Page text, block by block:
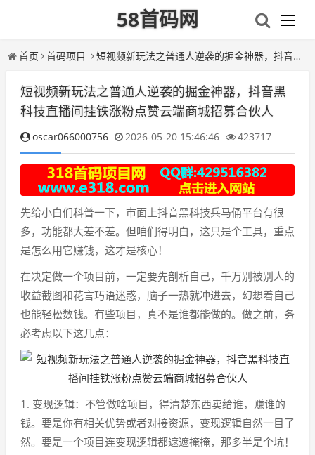
58首码网
首页 首码项目 短视频新玩法之普通人逆袭的掘金神器，抖音黑科技直播间挂铁涨粉点赞云端商城招募合伙人
短视频新玩法之普通人逆袭的掘金神器，抖音黑
科技直播间挂铁涨粉点赞云端商城招募合伙人
oscar066000756 2026-05-20 15:46:46 423717
先给小白们科普一下，市面上抖音黑科技兵马俑平台有很
多，功能都大差不差。但咱们得明白，这只是个工具，重点
是怎么用它赚钱，这才是核心！
在决定做一个项目前，一定要先剖析自己，千万别被别人的
收益截图和花言巧语迷惑，脑子一热就冲进去，幻想着自己
也能轻松数钱。有些项目，真不是谁都能做的。做之前，务
必考虑以下这几点：
1. 变现逻辑：不管做啥项目，得清楚东西卖给谁，赚谁的
钱。要是你有相关优势或者对接资源，变现逻辑自然一目了
然。要是一个项目连变现逻辑都遮遮掩掩，那多半是个坑！